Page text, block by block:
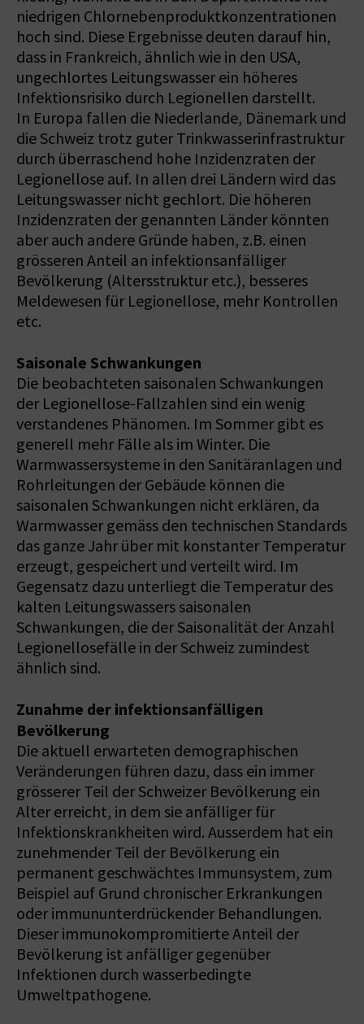
niedrigen Chlornebenproduktkonzentrationen
hoch sind. Diese Ergebnisse deuten darauf hin,
dass in Frankreich, ähnlich wie in den USA,
ungechlortes Leitungswasser ein höheres
Infektionsrisiko durch Legionellen darstellt.
In Europa fallen die Niederlande, Dänemark und
die Schweiz trotz guter Trinkwasserinfrastruktur
durch überraschend hohe Inzidenzraten der
Legionellose auf. In allen drei Ländern wird das
Leitungswasser nicht gechlort. Die höheren
Inzidenzraten der genannten Länder könnten
aber auch andere Gründe haben, z.B. einen
grösseren Anteil an infektionsanfälliger
Bevölkerung (Altersstruktur etc.), besseres
Meldewesen für Legionellose, mehr Kontrollen
etc.
Saisonale Schwankungen
Die beobachteten saisonalen Schwankungen
der Legionellose-Fallzahlen sind ein wenig
verstandenes Phänomen. Im Sommer gibt es
generell mehr Fälle als im Winter. Die
Warmwassersysteme in den Sanitäranlagen und
Rohrleitungen der Gebäude können die
saisonalen Schwankungen nicht erklären, da
Warmwasser gemäss den technischen Standards
das ganze Jahr über mit konstanter Temperatur
erzeugt, gespeichert und verteilt wird. Im
Gegensatz dazu unterliegt die Temperatur des
kalten Leitungswassers saisonalen
Schwankungen, die der Saisonalität der Anzahl
Legionellosefälle in der Schweiz zumindest
ähnlich sind.
Zunahme der infektionsanfälligen
Bevölkerung
Die aktuell erwarteten demographischen
Veränderungen führen dazu, dass ein immer
grösserer Teil der Schweizer Bevölkerung ein
Alter erreicht, in dem sie anfälliger für
Infektionskrankheiten wird. Ausserdem hat ein
zunehmender Teil der Bevölkerung ein
permanent geschwächtes Immunsystem, zum
Beispiel auf Grund chronischer Erkrankungen
oder immununterdrückender Behandlungen.
Dieser immunokompromitierte Anteil der
Bevölkerung ist anfälliger gegenüber
Infektionen durch wasserbedingte
Umweltpathogene.